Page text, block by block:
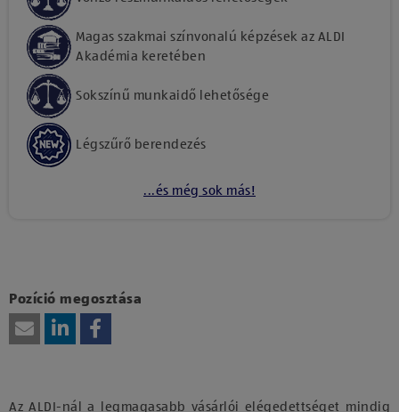
Magas szakmai színvonalú képzések az ALDI
Akadémia keretében
Sokszínű munkaidő lehetősége
Légszűrő berendezés
...és még sok más!
vagy technológiájának használatához.
Pozíció megosztása
Az ALDI-nál a legmagasabb vásárlói elégedettséget mindig